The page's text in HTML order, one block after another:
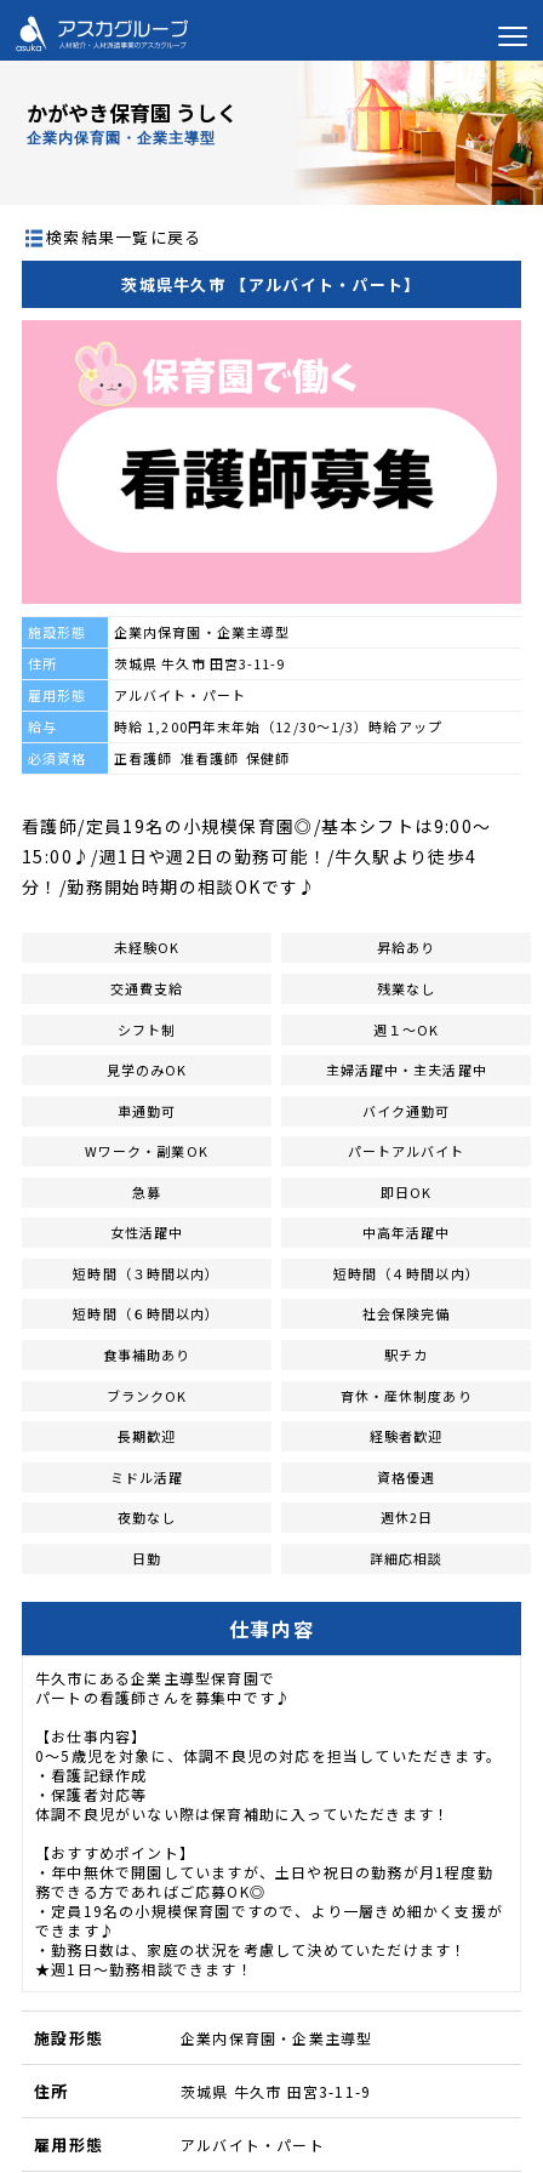
かがやき保育園 うしく
企業内保育園・企業主導型
検索結果一覧に戻る
茨城県牛久市 【アルバイト・パート】
施設形態
企業内保育園・企業主導型
住所
茨城県 牛久市 田宮3-11-9
雇用形態
アルバイト・パート
給与
時給 1,200円年末年始（12/30～1/3）時給アップ
必須資格
正看護師 准看護師 保健師
看護師/定員19名の小規模保育園◎/基本シフトは9:00～
15:00♪/週1日や週2日の勤務可能！/牛久駅より徒歩4
分！/勤務開始時期の相談OKです♪
未経験OK 昇給あり
交通費支給 残業なし
シフト制 週１～OK
見学のみOK 主婦活躍中・主夫活躍中
車通勤可 バイク通勤可
Wワーク・副業OK パートアルバイト
急募 即日OK
女性活躍中 中高年活躍中
短時間（３時間以内） 短時間（４時間以内）
短時間（６時間以内） 社会保険完備
食事補助あり 駅チカ
ブランクOK 育休・産休制度あり
長期歓迎 経験者歓迎
ミドル活躍 資格優遇
夜勤なし 週休2日
日勤 詳細応相談
仕事内容
牛久市にある企業主導型保育園で
パートの看護師さんを募集中です♪
【お仕事内容】
0～5歳児を対象に、体調不良児の対応を担当していただきます。
・看護記録作成
・保護者対応等
体調不良児がいない際は保育補助に入っていただきます！
【おすすめポイント】
・年中無休で開園していますが、土日や祝日の勤務が月1程度勤
務できる方であればご応募OK◎
・定員19名の小規模保育園ですので、より一層きめ細かく支援が
できます♪
・勤務日数は、家庭の状況を考慮して決めていただけます！
★週1日～勤務相談できます！
施設形態 企業内保育園・企業主導型
住所 茨城県 牛久市 田宮3-11-9
雇用形態 アルバイト・パート